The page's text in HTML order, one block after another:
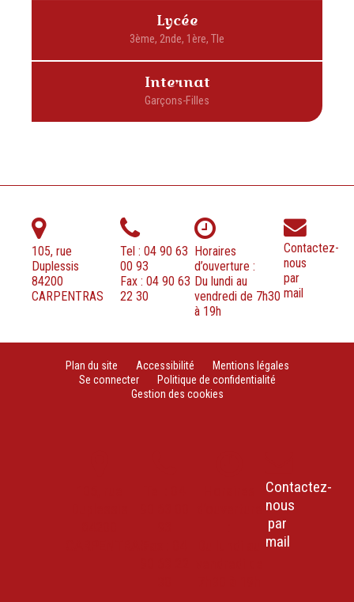
Lycée
Internat
105, rue
Duplessis
84200
CARPENTRAS
Tel : 04 90 63
00 93
Fax : 04 90 63
22 30
Horaires
d’ouverture :
Du lundi au
vendredi de 7h30
à 19h
Contactez-
nous
par
mail
Plan du site Accessibilité
Mentions légales
Se connecter
Politique de confidentialité
Gestion des cookies
Contactez-
nous
par
mail